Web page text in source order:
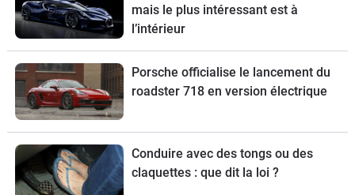
mais le plus intéressant est à
l’intérieur
Porsche officialise le lancement du
roadster 718 en version électrique
Conduire avec des tongs ou des
claquettes : que dit la loi ?